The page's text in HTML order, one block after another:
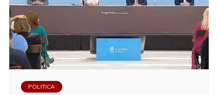
POLITICA